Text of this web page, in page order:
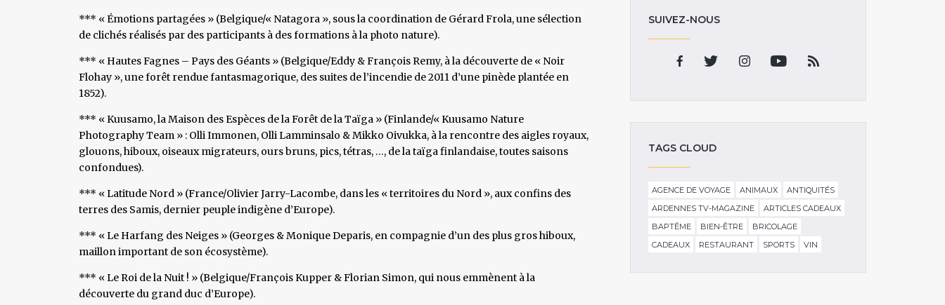
*** « Émotions partagées » (Belgique/« Natagora », sous la coordination de Gérard Frola, une sélection
de clichés réalisés par des participants à des formations à la photo nature).
*** « Hautes Fagnes – Pays des Géants » (Belgique/Eddy & François Remy, à la découverte de « Noir
Flohay », une forêt rendue fantasmagorique, des suites de l’incendie de 2011 d’une pinède plantée en
1852).
*** « Kuusamo, la Maison des Espèces de la Forêt de la Taïga » (Finlande/« Kuusamo Nature
Photography Team » : Olli Immonen, Olli Lamminsalo & Mikko Oivukka, à la rencontre des aigles royaux,
glouons, hiboux, oiseaux migrateurs, ours bruns, pics, tétras, …, de la taïga finlandaise, toutes saisons
confondues).
*** « Latitude Nord » (France/Olivier Jarry-Lacombe, dans les « territoires du Nord », aux confins des
terres des Samis, dernier peuple indigène d’Europe).
*** « Le Harfang des Neiges » (Georges & Monique Deparis, en compagnie d’un des plus gros hiboux,
maillon important de son écosystème).
*** « Le Roi de la Nuit ! » (Belgique/François Kupper & Florian Simon, qui nous emmènent à la
découverte du grand duc d’Europe).
SUIVEZ-NOUS
TAGS CLOUD
AGENCE DE VOYAGE ANIMAUX
ANTIQUITÉS
ARDENNES TV-MAGAZINE
ARTICLES CADEAUX
BAPTÊME
BIEN-ÊTRE
BRICOLAGE
CADEAUX
RESTAURANT SPORTS VIN